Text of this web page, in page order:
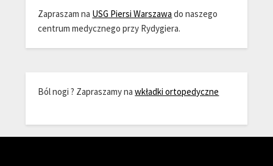
Zapraszam na USG Piersi Warszawa do naszego
centrum medycznego przy Rydygiera.
Ból nogi ? Zapraszamy nawkładki ortopedyczne